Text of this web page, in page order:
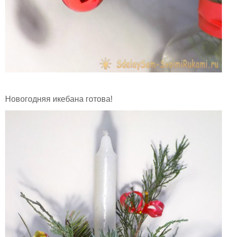
Новогодняя икебана готова!